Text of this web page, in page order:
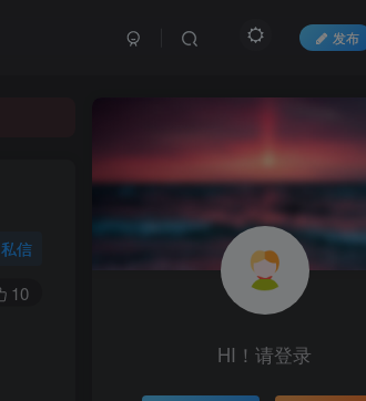
发布
私信
10
HI！请登录